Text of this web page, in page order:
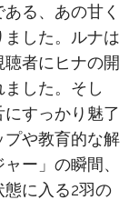
る、あの甘く
した。ルナは
者にヒナの開
した。そし
すっかり魅了
プや教育的な解
ー」の瞬間、
に入る2羽の